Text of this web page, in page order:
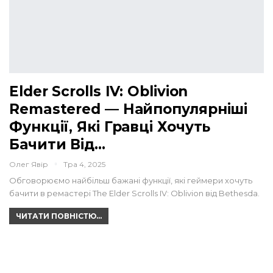
Elder Scrolls IV: Oblivion
Remastered — Найпопулярніші
Функції, Які Гравці Хочуть
Бачити Від…
Олег Явір Тра 4, 2025
Обговорюємо найбільш бажані функції, які геймери хочуть
бачити в ремастері The Elder Scrolls IV: Oblivion від Bethesda.
ЧИТАТИ ПОВНІСТЮ...